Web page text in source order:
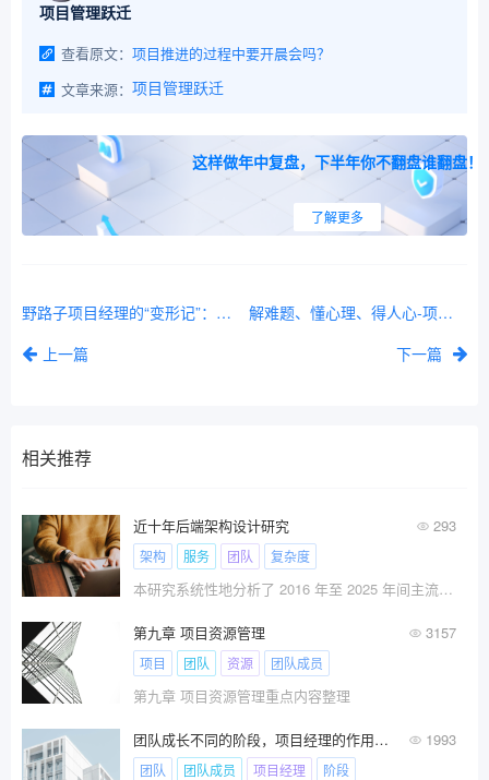
项目管理跃迁
查看原文： 项目推进的过程中要开晨会吗？
文章来源： 项目管理跃迁
这样做年中复盘，下半年你不翻盘谁翻盘！
了解更多
野路子项目经理的“变形记”：从手忙脚乱到有条不紊的专业之路
上一篇
解难题、懂心理、得人心-项目经理修炼册
下一篇
相关推荐
近十年后端架构设计研究 293
架构 服务 团队 复杂度
本研究系统性地分析了 2016 年至 2025 年间主流后端架构范式的演进轨迹。
第九章 项目资源管理 3157
项目 团队 资源 团队成员
第九章 项目资源管理重点内容整理
团队成长不同的阶段，项目经理的作用体现 1993
团队 团队成员 项目经理 阶段